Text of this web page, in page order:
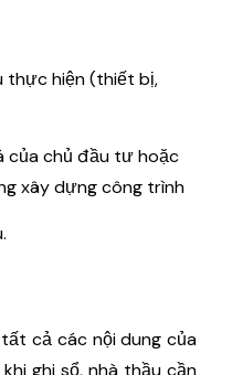
thực hiện (thiết bị,
của chủ đầu tư hoặc
xây dựng công trình
cả các nội dung của